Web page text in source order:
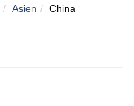
Asien China